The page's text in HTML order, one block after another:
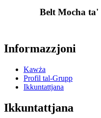
Belt Mocha
Informazzjoni
Kawża
Profil tal-Grupp
Ikkuntattjana
Ikkuntattjana